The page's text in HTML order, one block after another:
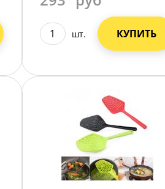
шт. КУПИТЬ